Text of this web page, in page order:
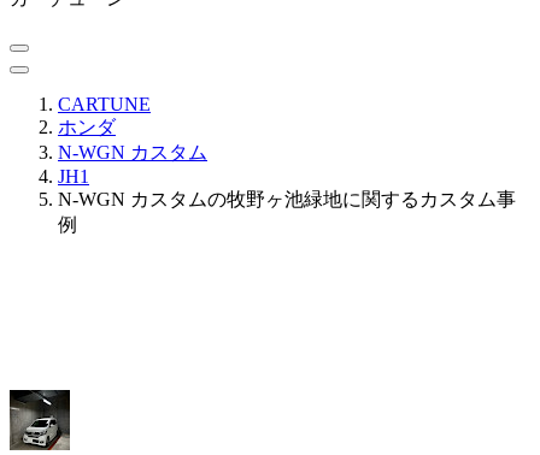
CARTUNE
ホンダ
N-WGN カスタム
JH1
N-WGN カスタムの牧野ヶ池緑地に関するカスタム事
例